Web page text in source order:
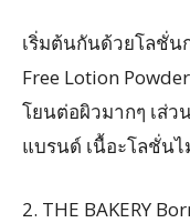
เริ่มต้นกันด้วยโลชั่น
Free Lotion
โยนต่อผิวมากๆ เส่
แบรนด์ เนื้อะโลชั่น
2. THE BAKERY